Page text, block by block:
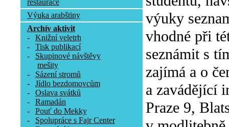
restaurace
Výuka arabštiny
Archív aktivit
-
Knižní veletrh
-
Tisk publikací
-
Skupinové návštěvy
mešity
-
Sázení stromů
-
Jídlo bezdomovcům
-
Oslava svátků
-
Ramadán
-
Pouť do Mekky
-
Spolupráce s Fajr Center
výuky
vhodné při
seznámit s
zajímá a o
a zavádějící
Praze 9,